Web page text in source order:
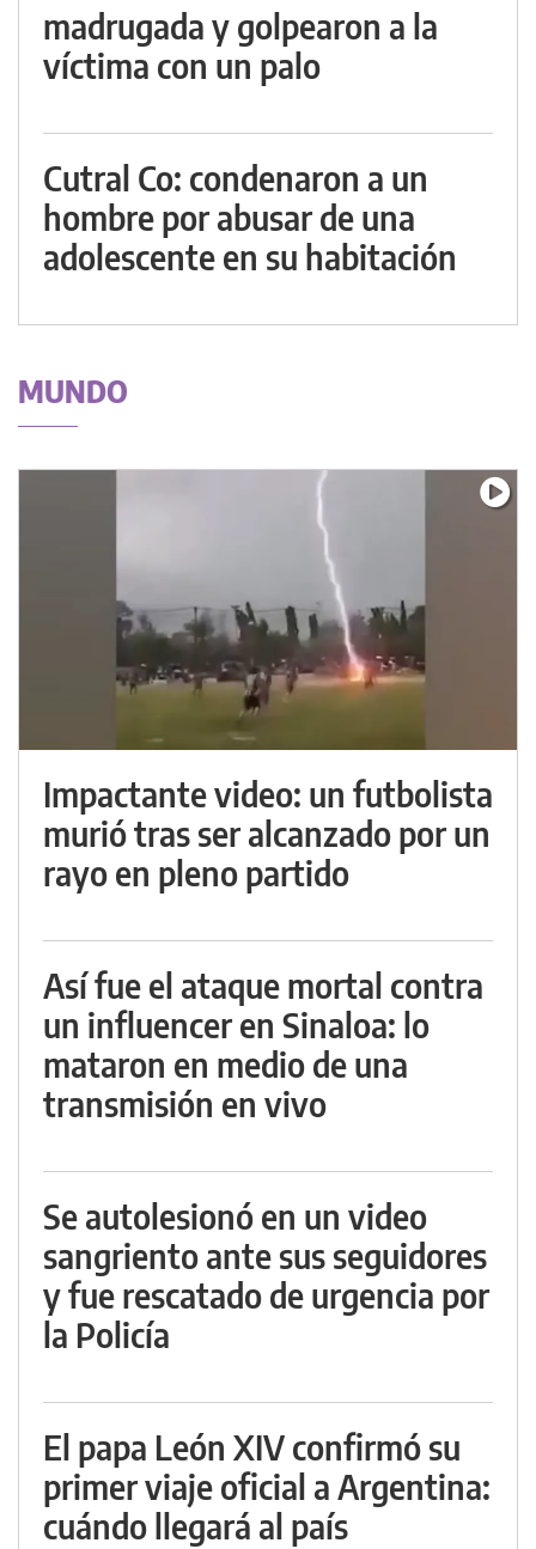
madrugada y golpearon a la
víctima con un palo
Cutral Co: condenaron a un
hombre por abusar de una
adolescente en su habitación
MUNDO
Impactante video: un futbolista
murió tras ser alcanzado por un
rayo en pleno partido
Así fue el ataque mortal contra
un influencer en Sinaloa: lo
mataron en medio de una
transmisión en vivo
Se autolesionó en un video
sangriento ante sus seguidores
y fue rescatado de urgencia por
la Policía
El papa León XIV confirmó su
primer viaje oficial a Argentina:
cuándo llegará al país